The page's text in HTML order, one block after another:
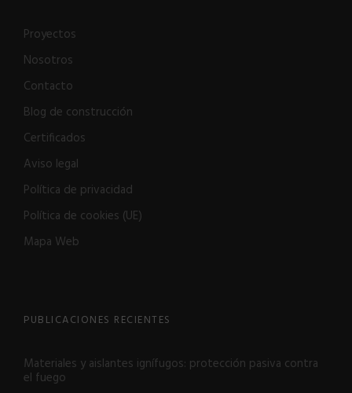
Proyectos
Nosotros
Contacto
Blog de construcción
Certificados
Aviso legal
Política de privacidad
Política de cookies (UE)
Mapa Web
PUBLICACIONES RECIENTES
Materiales y aislantes ignífugos: protección pasiva contra
el fuego